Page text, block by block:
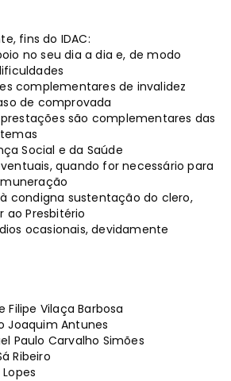
fins do IDAC:
no seu dia a dia e, de modo
complementares de invalidez
de comprovada
são complementares das
Social e da Saúde
quando for necessário para
condigna sustentação do clero,
Presbitério
ocasionais, devidamente
Filipe Vilaça Barbosa
Joaquim Antunes
Paulo Carvalho Simões
Ribeiro